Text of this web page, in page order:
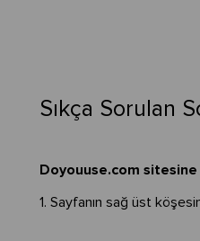
Sıkça Sorulan
Doyouuse.com sitesine
1. Sayfanın sağ üst